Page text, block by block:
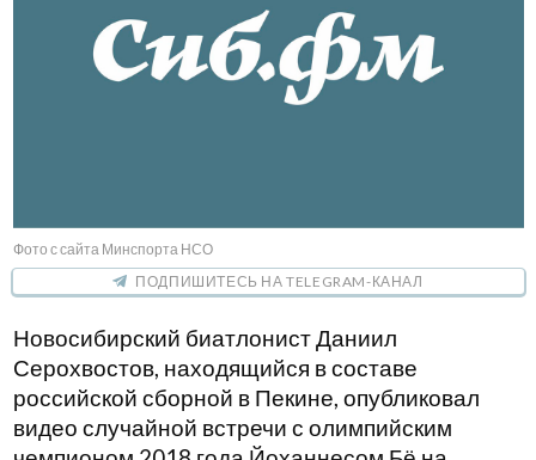
Фото с сайта Минспорта НСО
ПОДПИШИТЕСЬ НА TELEGRAM-КАНАЛ
Новосибирский биатлонист Даниил
Серохвостов, находящийся в составе
российской сборной в Пекине, опубликовал
видео случайной встречи с олимпийским